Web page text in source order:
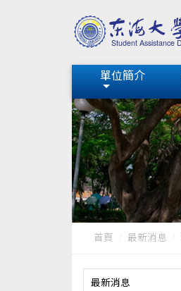
單位簡介
首頁 最新消息
最新消息